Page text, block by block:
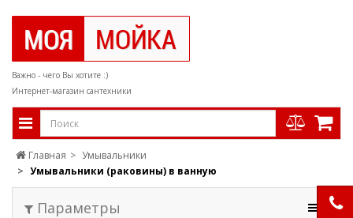
Важно - чего Вы хотите :)
Интернет-магазин сантехники
Главная
Умывальники
Умывальники (раковины) в ванную
Параметры